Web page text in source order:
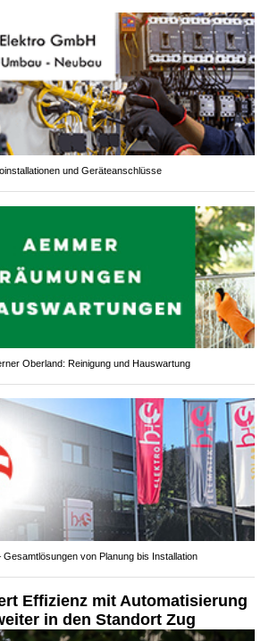
und Geräteanschlüsse
Oberland: Reinigung und Hauswartung
von Planung bis Installation
Effizienz mit Automatisierung
in den Standort Zug